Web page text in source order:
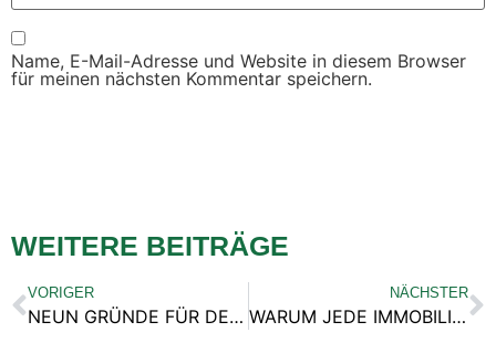
Name, E-Mail-Adresse und Website in diesem Browser
für meinen nächsten Kommentar speichern.
WEITERE BEITRÄGE
VORIGER
NEUN GRÜNDE FÜR DEN IMMOBILIENVERKAUF
NÄCHSTER
WARUM JEDE IMMOBILIE EINZIGARTIG IST UND WAS DAS MIT ÄPFEL UND BIRNEN VERGLEICHEN ZU TUN HAT.